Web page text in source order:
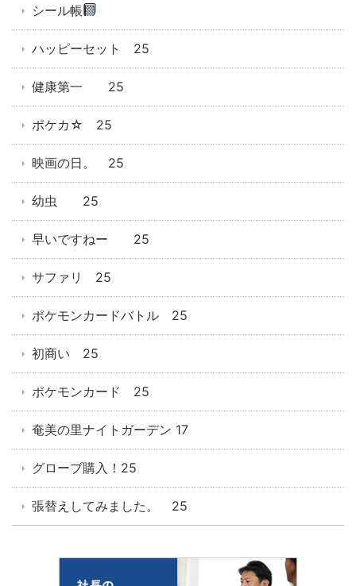
シール帳
ハッピーセット 25
健康第一 25
ポケカ☆ 25
映画の日。 25
幼虫 25
早いですねー 25
サファリ 25
ポケモンカードバトル 25
初商い 25
ポケモンカード 25
奄美の里ナイトガーデン 17
グローブ購入！25
張替えしてみました。 25